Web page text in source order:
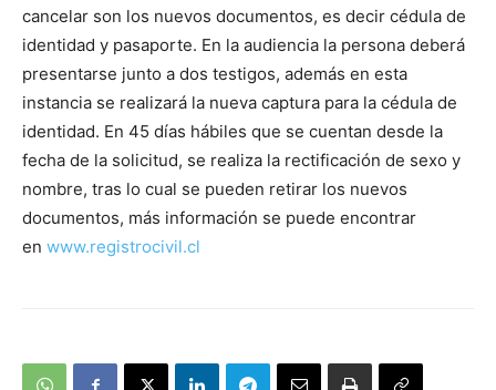
cancelar son los nuevos documentos, es decir cédula de
identidad y pasaporte. En la audiencia la persona deberá
presentarse junto a dos testigos, además en esta
instancia se realizará la nueva captura para la cédula de
identidad. En 45 días hábiles que se cuentan desde la
fecha de la solicitud, se realiza la rectificación de sexo y
nombre, tras lo cual se pueden retirar los nuevos
documentos, más información se puede encontrar
en www.registrocivil.cl